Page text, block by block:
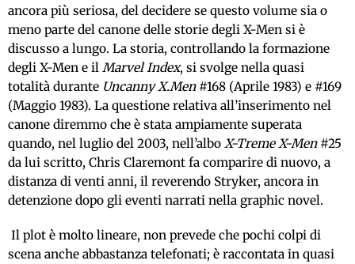
ancora più seriosa, del decidere se questo volume sia o
meno parte del canone delle storie degli X-Men si è
discusso a lungo. La storia, controllando la formazione
degli X-Men e il Marvel Index, si svolge nella quasi
totalità durante Uncanny X.Men#168 (Aprile 1983) e #169
(Maggio 1983). La questione relativa all’inserimento nel
canone diremmo che è stata ampiamente superata
quando, nel luglio del 2003, nell’albo X-Treme X-Men#25
da lui scritto, Chris Claremont fa comparire di nuovo, a
distanza di venti anni, il reverendo Stryker, ancora in
detenzione dopo gli eventi narrati nella graphic novel.
Il plot è molto lineare, non prevede che pochi colpi di
scena anche abbastanza telefonati; è raccontata in quasi